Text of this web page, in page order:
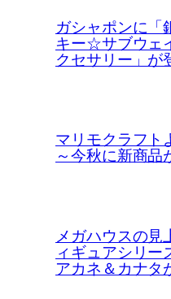
ガシャポンに「
キー☆サブウ
クセサリー」が
マリモクラフト
～今秋に新商品
メガハウスの見
ィギュアシリー
アカネ＆カナタ